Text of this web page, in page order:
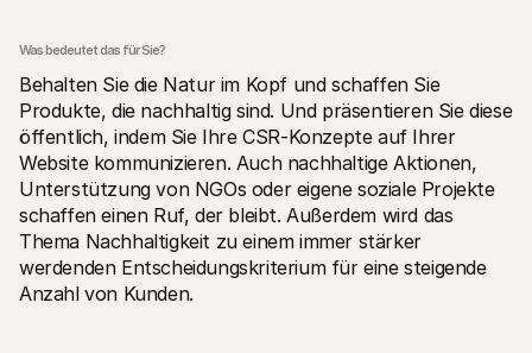
Was bedeutet das für Sie?
Behalten Sie die Natur im Kopf und schaffen Sie
Produkte, die nachhaltig sind. Und präsentieren Sie diese
öffentlich, indem Sie Ihre CSR-Konzepte auf Ihrer
Website kommunizieren. Auch nachhaltige Aktionen,
Unterstützung von NGOs oder eigene soziale Projekte
schaffen einen Ruf, der bleibt. Außerdem wird das
Thema Nachhaltigkeit zu einem immer stärker
werdenden Entscheidungskriterium für eine steigende
Anzahl von Kunden.